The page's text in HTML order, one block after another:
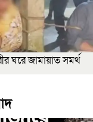
ঘরে জামায়াত সমর্থ